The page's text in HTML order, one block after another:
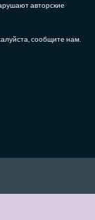
авторские
сообщите нам.